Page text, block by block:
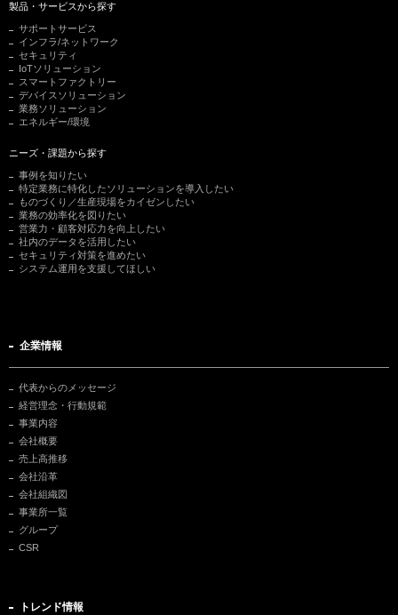
製品・サービスから探す
サポートサービス
インフラ/ネットワーク
セキュリティ
IoTソリューション
スマートファクトリー
デバイスソリューション
業務ソリューション
エネルギー/環境
ニーズ・課題から探す
事例を知りたい
特定業務に特化したソリューションを導入したい
ものづくり／生産現場をカイゼンしたい
業務の効率化を図りたい
営業力・顧客対応力を向上したい
社内のデータを活用したい
セキュリティ対策を進めたい
システム運用を支援してほしい
企業情報
代表からのメッセージ
経営理念・行動規範
事業内容
会社概要
売上高推移
会社沿革
会社組織図
事業所一覧
グループ
CSR
トレンド情報